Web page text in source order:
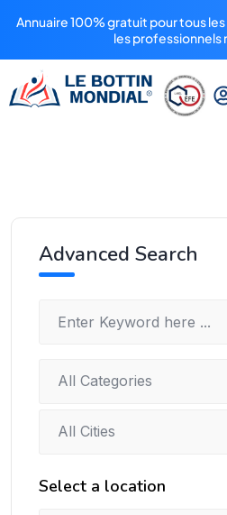
Annuaire 100% gratuit pour tous les
les professionnels
Advanced Search
All Categories
All Cities
Select a location